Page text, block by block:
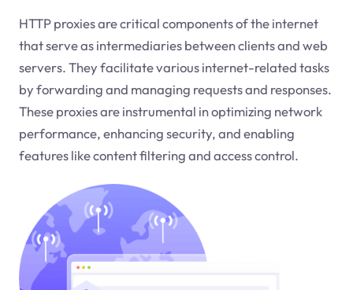
HTTP proxies are critical components of the internet
that serve as intermediaries between clients and web
servers. They facilitate various internet-related tasks
by forwarding and managing requests and responses.
These proxies are instrumental in optimizing network
performance, enhancing security, and enabling
features like content filtering and access control.